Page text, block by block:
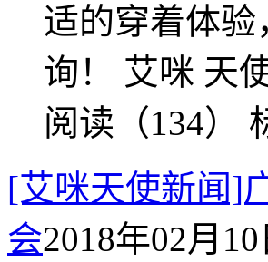
适的穿着体
询！ 艾咪 天
阅读（134）
[艾咪天使新闻]
会2018年02月